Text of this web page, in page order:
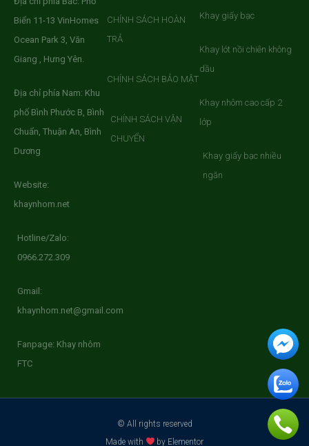
Biển 11-13 VinHomes
Ocean Park 3, Văn
Giang , Hưng Yên.
Địa chỉ phía Nam: Khu
phố Bình Phước B, Bình
Chuẩn, Thuận An, Bình
Dương
Website:
khaynhom.net
Hotline/Zalo:
0966.272.309
Gmail:
khaynhom.net@gmail.com
Fanpage: Khay nhôm
FTC
CHÍNH SÁCH HOÀN
TRẢ
CHÍNH SÁCH BẢO MẬT
CHÍNH SÁCH VẬN
CHUYỂN
Khay giấy bạc
Khay lót nồi chiên không
dầu
Khay nhôm cao cấp 2
lớp
Khay giấy bạc nhiều
ngăn
© All rights reserved
Made with
by Elementor